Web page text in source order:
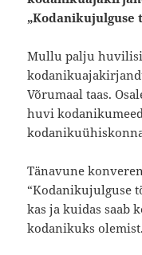
„Kodanikujulguse
Mullu palju
Võrumaal taas.
huvi
Tänavune
“Kodanikujulguse
kas ja kuidas saab
kodanikuks olemist.